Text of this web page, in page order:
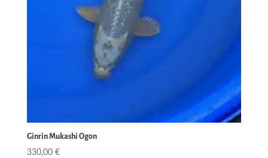
Ginrin Mukashi Ogon
330,00 €